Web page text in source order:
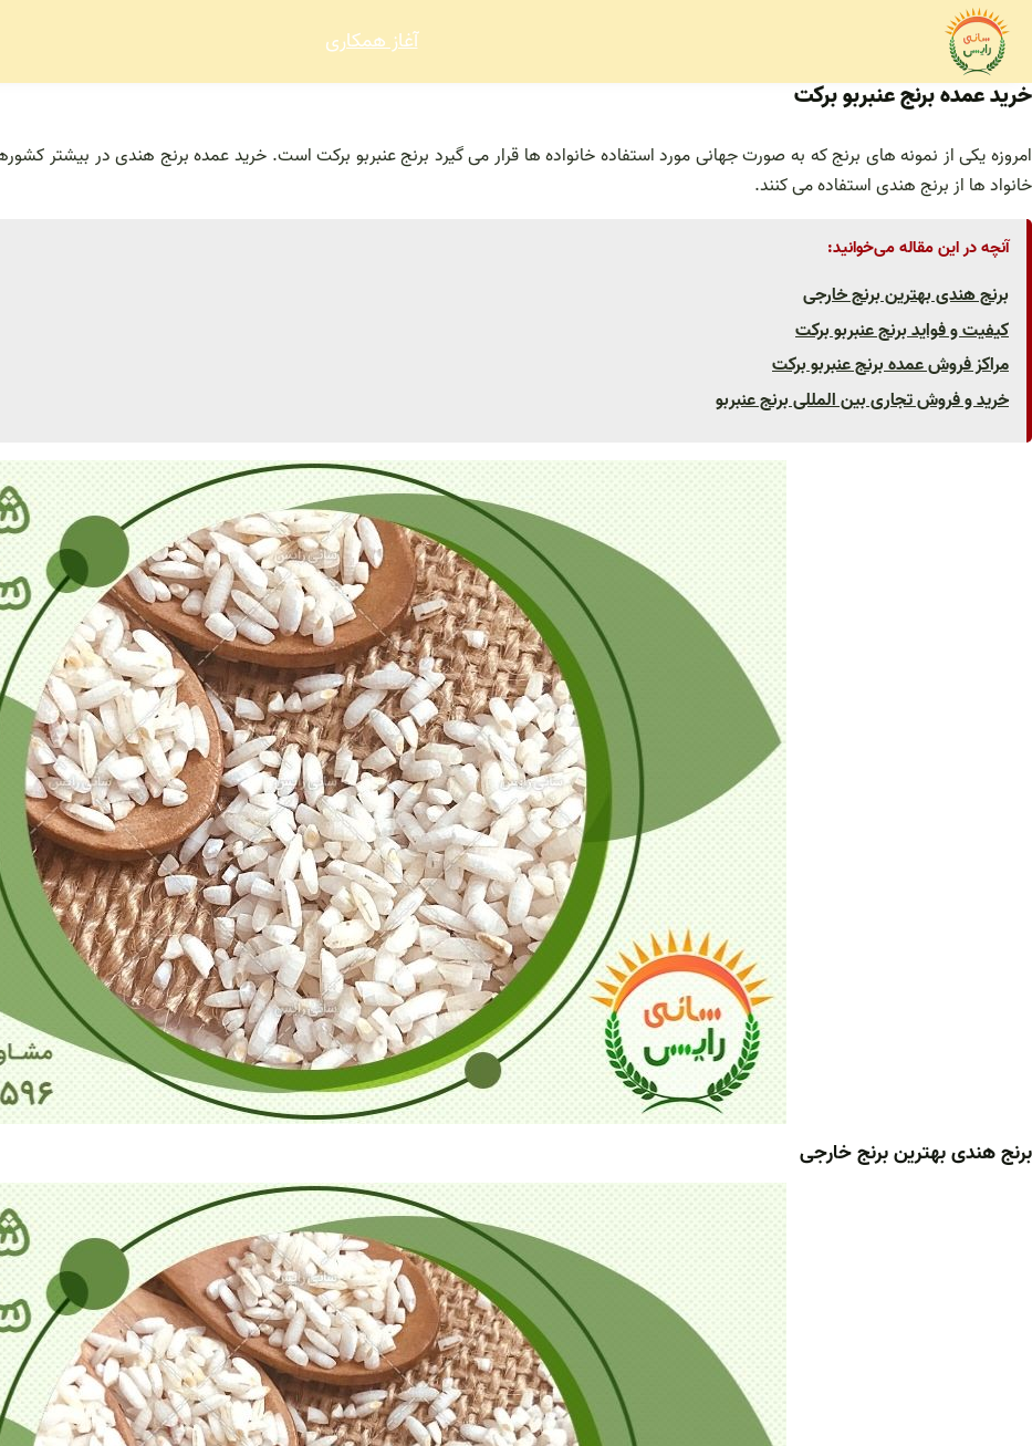
محتوا
آغاز همکاری
خرید عمده برنج عنبربو برکت
امروزه یکی از نمونه های برنج که به صورت جهانی مورد استفاده خانواده ها قرار می گیرد برنج عنبربو برکت است. خرید عمده برنج هندی در بیشتر
خانواد ها از برنج هندی استفاده می کنند.
آنچه در این مقاله می‌خوانید:
برنج هندی بهترین برنج خارجی
کیفیت و فواید برنج عنبربو برکت
مراکز فروش عمده برنج عنبربو برکت
خرید و فروش تجاری بین المللی برنج عنبربو
برنج هندی بهترین برنج خارجی